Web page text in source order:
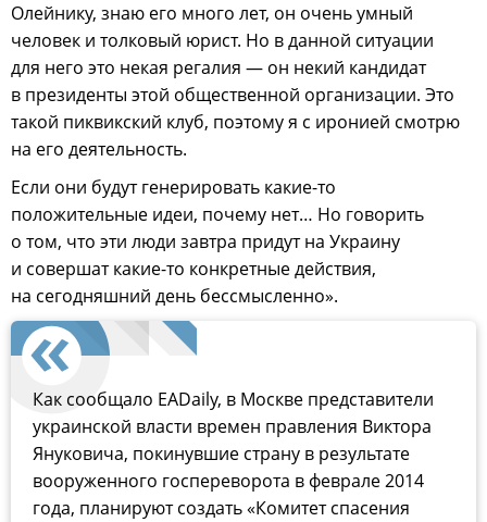
Олейнику, знаю его много лет, он очень умный
человек и толковый юрист. Но в данной ситуации
для него это некая регалия — он некий кандидат
в президенты этой общественной организации. Это
такой пиквикский клуб, поэтому я с иронией смотрю
на его деятельность.
Если они будут генерировать какие-то
положительные идеи, почему нет… Но говорить
о том, что эти люди завтра придут на Украину
и совершат какие-то конкретные действия,
на сегодняшний день бессмысленно».
Как сообщало EADaily, в Москве представители
украинской власти времен правления Виктора
Януковича, покинувшие страну в результате
вооруженного госпереворота в феврале 2014
года, планируют создать «Комитет спасения